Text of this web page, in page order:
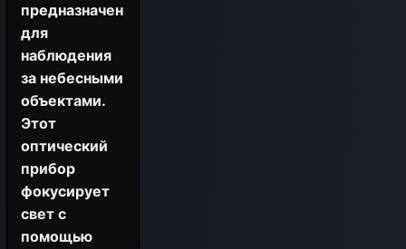
предназначен
для
наблюдения
за небесными
объектами.
Этот
оптический
прибор
фокусирует
свет с
помощью